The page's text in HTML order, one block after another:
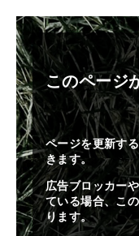
このページ
ページを更新す
きます。
広告ブロッカー
ている場合、こ
ります。